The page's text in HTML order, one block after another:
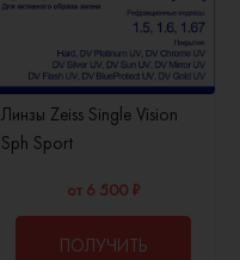
Линзы Zeiss Single Vision
Sph Sport
от 6 500 ₽
ПОЛУЧИТЬ